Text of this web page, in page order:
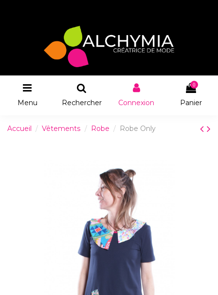
Menu Rechercher Connexion
0
Panier
Accueil Vêtements Robe Robe Only